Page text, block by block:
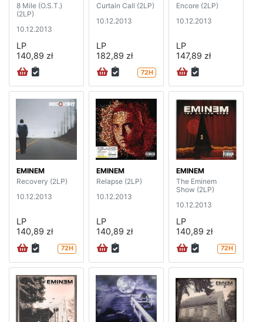
8 Mile (O.S.T.)
(2LP)
10.12.2013
LP
140,89 zł
Curtain Call (2LP)
10.12.2013
LP
182,89 zł
72H
Encore (2LP)
10.12.2013
LP
147,89 zł
EMINEM
Recovery (2LP)
10.12.2013
LP
140,89 zł
72H
EMINEM
Relapse (2LP)
10.12.2013
LP
140,89 zł
EMINEM
The Eminem
Show (2LP)
10.12.2013
LP
140,89 zł
72H